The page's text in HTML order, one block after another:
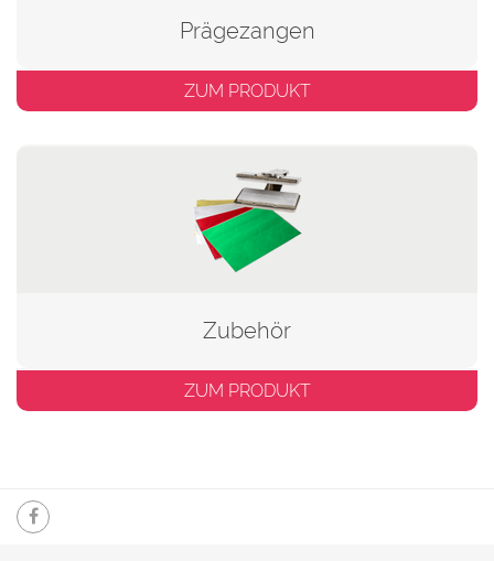
Prägezangen
ZUM PRODUKT
Zubehör
ZUM PRODUKT